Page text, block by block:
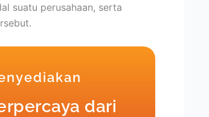
suatu perusahaan, serta
dari